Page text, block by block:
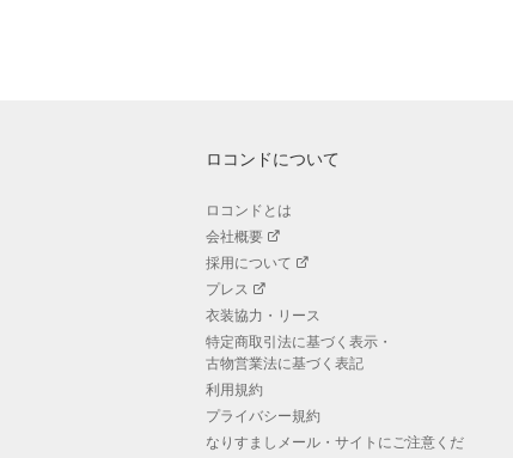
ロコンドについて
ロコンドとは
会社概要
採用について
プレス
衣装協力・リース
特定商取引法に基づく表示・
古物営業法に基づく表記
利用規約
プライバシー規約
なりすましメール・サイトにご注意くだ